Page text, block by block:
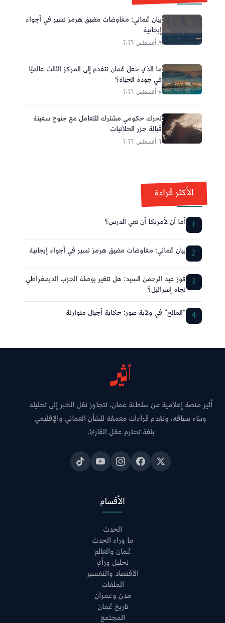
بيان عُماني: مفاوضات مضيق هرمز تسير في أجواء
إيجابية
٨ أغسطس ٢٠٢٦
ما الذي جعل عُمان تتقدم إلى المركز الثالث عالميًا
في جودة الحياة؟
٧ أغسطس ٢٠٢٦
تحرك حكومي مشترك للتعامل مع جنوح سفينة
قبالة جزر الحلانيات
٦ أغسطس ٢٠٢٦
الأكثر قراءة
1 أما آن لأمريكا أن تعي الدرس؟
2 بيان عُماني: مفاوضات مضيق هرمز تسير في أجواء إيجابية
3 فوز عبد الرحمن السيد: هل تتغير بوصلة الحزب الديمقراطي
تجاه إسرائيل؟
4 “المالح” في ولاية صور: حكاية أجيال متوارثة
أثير منصة إعلامية من سلطنة عمان، تتجاوز نقل الخبر إلى تحليله
وبناء سياقه، وتقدم قراءات معمقة للشأن العماني والإقليمي
بلغة تحترم عقل القارئ.
الأقسام
الحدث
ما وراء الحدث
عُمان والعالم
تحليل ورأي
الاقتصاد والتفسير
الملفات
مدن وعمران
تاريخ عُمان
المجتمع